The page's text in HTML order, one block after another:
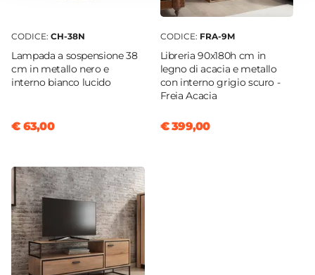
CODICE: CH-38N
Lampada a sospensione 38
cm in metallo nero e
interno bianco lucido
€ 63,00
CODICE: FRA-9M
Libreria 90x180h cm in
legno di acacia e metallo
con interno grigio scuro -
Freia Acacia
€ 399,00